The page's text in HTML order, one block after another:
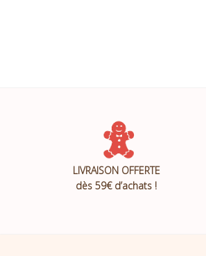
LIVRAISON OFFERTE
dès 59€ d’achats !